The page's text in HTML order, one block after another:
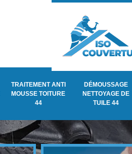
TRAITEMENT ANTI
MOUSSE TOITURE
44
DÉMOUSSAGE
NETTOYAGE DE
TUILE 44